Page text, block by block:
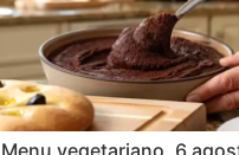
Menu vegetariano, 6